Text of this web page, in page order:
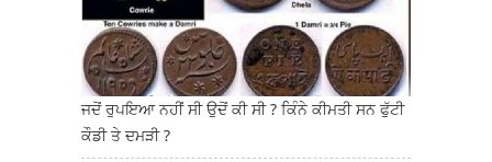
ਜਦੋਂ ਰੁਪਇਆ ਨਹੀਂ ਸੀ ਉਦੋਂ ਕੀ ਸੀ ? ਕਿੰਨੇ ਕੀਮਤੀ ਸਨ ਫੁੱਟੀ
ਕੌਡੀ ਤੇ ਦਮੜੀ ?